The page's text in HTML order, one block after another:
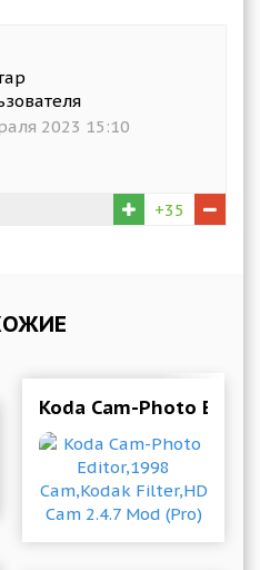
2023 15:10
+35
Koda Cam-Photo